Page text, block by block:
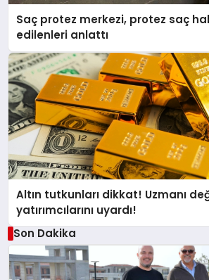
Saç protez merkezi, protez saç
edilenleri anlattı
Altın tutkunları dikkat! Uzmanı
yatırımcılarını uyardı!
Son Dakika